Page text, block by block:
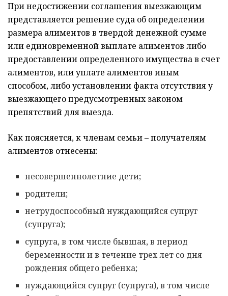
При недостижении соглашения выезжающим
представляется решение суда об определении
размера алиментов в твердой денежной сумме
или единовременной выплате алиментов либо
предоставлении определенного имущества в счет
алиментов, или уплате алиментов иным
способом, либо установлении факта отсутствия у
выезжающего предусмотренных законом
препятствий для выезда.
Как поясняется, к членам семьи – получателям
алиментов отнесены:
несовершеннолетние дети;
родители;
нетрудоспособный нуждающийся супруг
(супруга);
супруга, в том числе бывшая, в период
беременности и в течение трех лет со дня
рождения общего ребенка;
нуждающийся супруг (супруга), в том числе